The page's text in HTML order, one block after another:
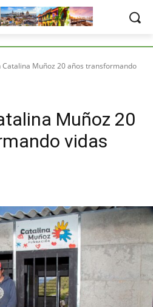
Catalina Muñoz 20 años transformando
Muñoz 20
vidas